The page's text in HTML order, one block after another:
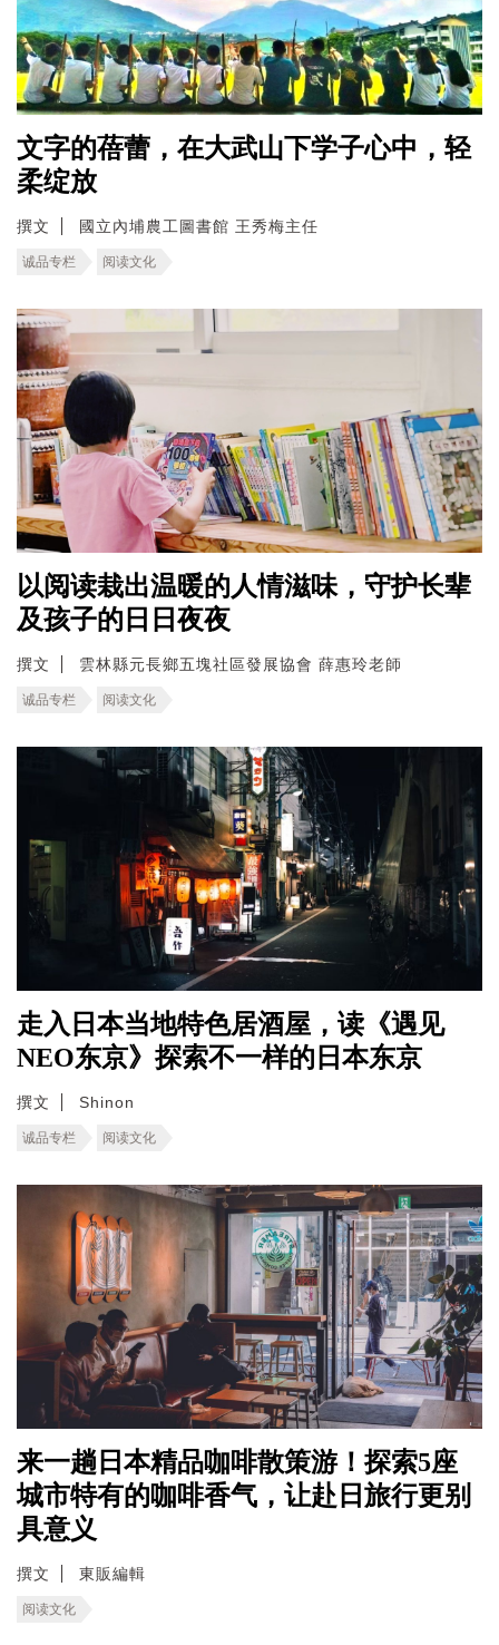
文字的蓓蕾，在大武山下学子心中，轻
柔绽放
撰文 國立內埔農工圖書館 王秀梅主任
诚品专栏 阅读文化
以阅读栽出温暖的人情滋味，守护长辈
及孩子的日日夜夜
撰文 雲林縣元長鄉五塊社區發展協會 薛惠玲老師
诚品专栏 阅读文化
走入日本当地特色居酒屋，读《遇见
NEO东京》探索不一样的日本东京
撰文 Shinon
诚品专栏 阅读文化
来一趟日本精品咖啡散策游！探索5座
城市特有的咖啡香气，让赴日旅行更别
具意义
撰文 東販編輯
阅读文化